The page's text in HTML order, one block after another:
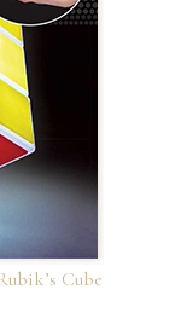
Cube